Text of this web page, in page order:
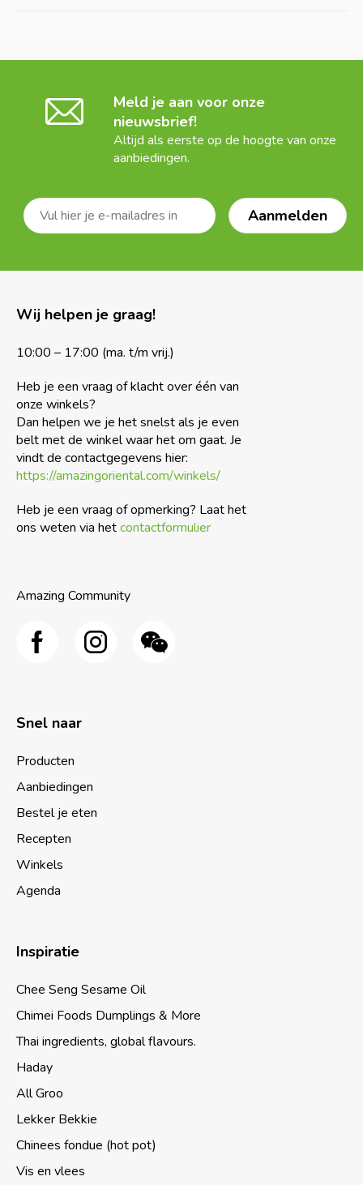
Meld je aan voor onze
nieuwsbrief!
Altijd als eerste op de hoogte van onze
aanbiedingen.
Wij helpen je graag!
10:00 – 17:00 (ma. t/m vrij.)
Heb je een vraag of klacht over één van
onze winkels?
Dan helpen we je het snelst als je even
belt met de winkel waar het om gaat. Je
vindt de contactgegevens hier:
https://amazingoriental.com/winkels/
Heb je een vraag of opmerking? Laat het
ons weten via hetcontactformulier
Amazing Community
Snel naar
Producten
Aanbiedingen
Bestel je eten
Recepten
Winkels
Agenda
Inspiratie
Chee Seng Sesame Oil
Chimei Foods Dumplings & More
Thai ingredients, global flavours.
Haday
All Groo
Lekker Bekkie
Chinees fondue (hot pot)
Vis en vlees